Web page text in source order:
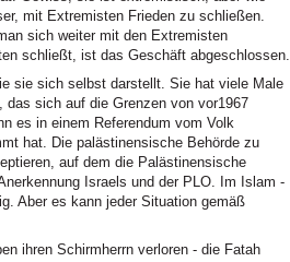
mit Extremisten Frieden zu schließen.
sich weiter mit den Extremisten
schließt, ist das Geschäft abgeschlossen.
sie sich selbst darstellt. Sie hat viele Male
sich auf die Grenzen von vor1967
es in einem Referendum vom Volk
hat. Die palästinensische Behörde zu
auf dem die Palästinensische
Israels und der PLO. Im Islam -
Aber es kann jeder Situation gemäß
ihren Schirmherrn verloren - die Fatah